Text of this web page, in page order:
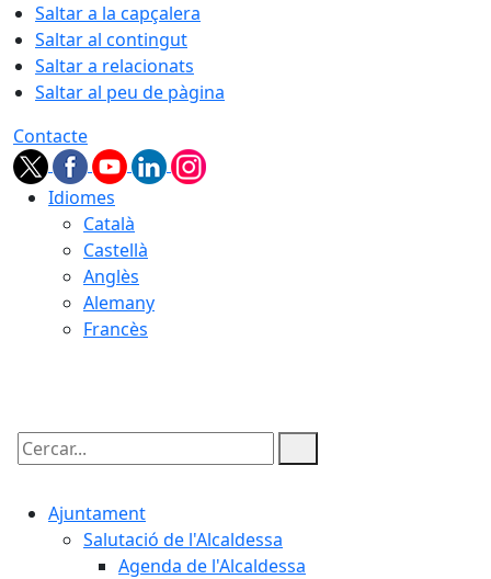
Saltar a la capçalera
Saltar al contingut
Saltar a relacionats
Saltar al peu de pàgina
Contacte
Idiomes
Català
Castellà
Anglès
Alemany
Francès
Cercar:
Ajuntament
Salutació de l'Alcaldessa
Agenda de l'Alcaldessa